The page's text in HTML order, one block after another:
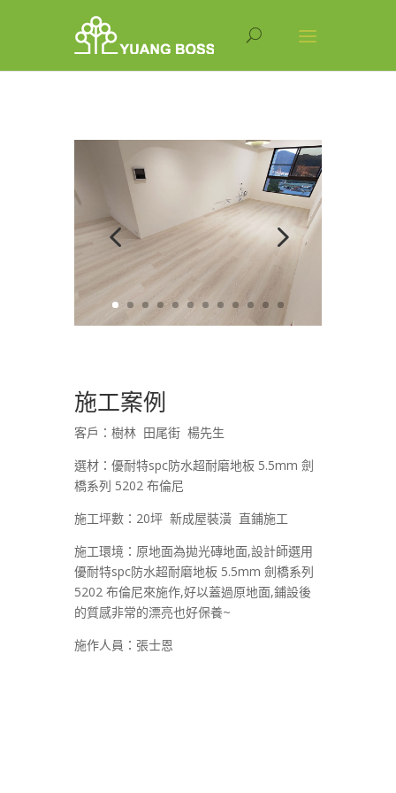
施工案例
客戶：樹林 田尾街 楊先生
選材：優耐特spc防水超耐磨地板 5.5mm 劍
橋系列 5202 布倫尼
施工坪數：20坪 新成屋裝潢 直鋪施工
施工環境：原地面為拋光磚地面,設計師選用
優耐特spc防水超耐磨地板 5.5mm 劍橋系列
5202 布倫尼來施作,好以蓋過原地面,鋪設後
的質感非常的漂亮也好保養~
施作人員：張士恩